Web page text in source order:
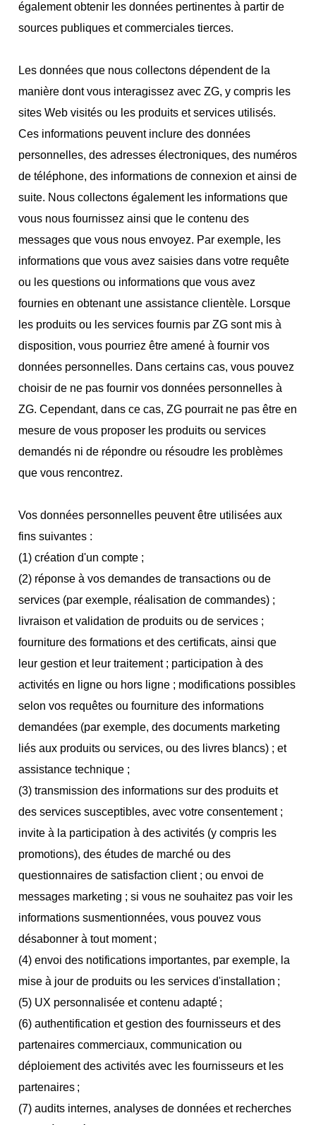
également obtenir les données pertinentes à partir de
sources publiques et commerciales tierces.
Les données que nous collectons dépendent de la
manière dont vous interagissez avec ZG, y compris les
sites Web visités ou les produits et services utilisés.
Ces informations peuvent inclure des données
personnelles, des adresses électroniques, des numéros
de téléphone, des informations de connexion et ainsi de
suite. Nous collectons également les informations que
vous nous fournissez ainsi que le contenu des
messages que vous nous envoyez. Par exemple, les
informations que vous avez saisies dans votre requête
ou les questions ou informations que vous avez
fournies en obtenant une assistance clientèle. Lorsque
les produits ou les services fournis par ZG sont mis à
disposition, vous pourriez être amené à fournir vos
données personnelles. Dans certains cas, vous pouvez
choisir de ne pas fournir vos données personnelles à
ZG. Cependant, dans ce cas, ZG pourrait ne pas être en
mesure de vous proposer les produits ou services
demandés ni de répondre ou résoudre les problèmes
que vous rencontrez.
Vos données personnelles peuvent être utilisées aux
fins suivantes :
(1) création d'un compte ;
(2) réponse à vos demandes de transactions ou de
services (par exemple, réalisation de commandes) ;
livraison et validation de produits ou de services ;
fourniture des formations et des certificats, ainsi que
leur gestion et leur traitement ; participation à des
activités en ligne ou hors ligne ; modifications possibles
selon vos requêtes ou fourniture des informations
demandées (par exemple, des documents marketing
liés aux produits ou services, ou des livres blancs) ; et
assistance technique ;
(3) transmission des informations sur des produits et
des services susceptibles, avec votre consentement ;
invite à la participation à des activités (y compris les
promotions), des études de marché ou des
questionnaires de satisfaction client ; ou envoi de
messages marketing ; si vous ne souhaitez pas voir les
informations susmentionnées, vous pouvez vous
désabonner à tout moment ;
(4) envoi des notifications importantes, par exemple, la
mise à jour de produits ou les services d'installation ;
(5) UX personnalisée et contenu adapté ;
(6) authentification et gestion des fournisseurs et des
partenaires commerciaux, communication ou
déploiement des activités avec les fournisseurs et les
partenaires ;
(7) audits internes, analyses de données et recherches